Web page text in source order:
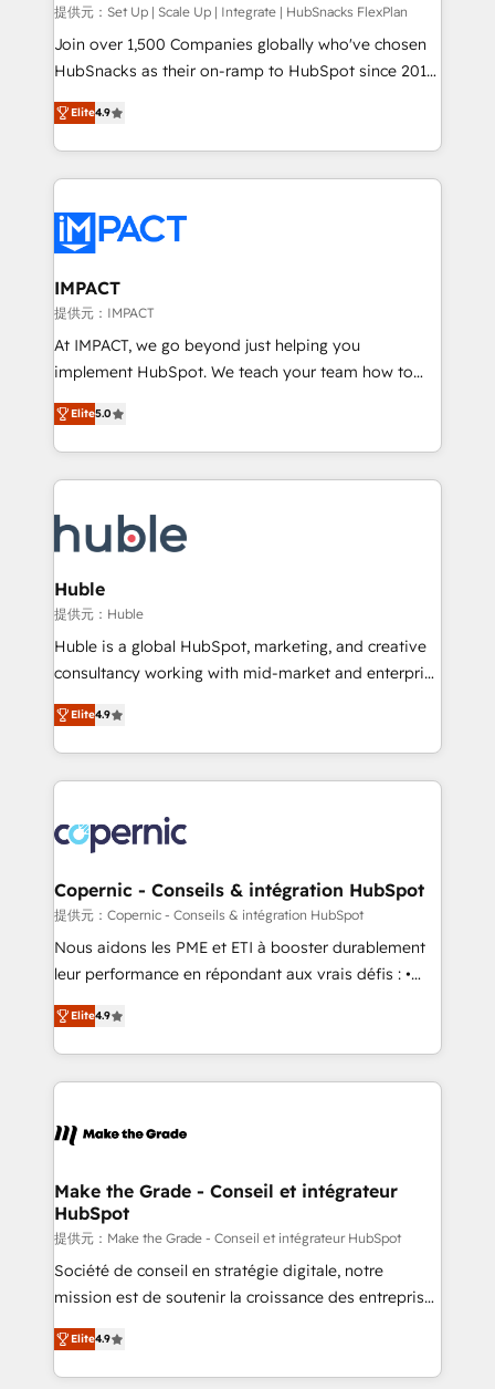
improve customer experiences. With our bright
people, exciting ideas and can-do mentality, we
ensure revenue growth on a daily basis. So tell us
team of 100+ experts is ready for you! Driving digital
growth | www.brightdigital.com
提供元：Set Up | Scale Up | Integrate | HubSnacks FlexPlan
Join over 1,500 Companies globally who've chosen
HubSnacks as their on-ramp to HubSpot since 2014
Simple pay-as-you-go plans that accelerate value...
1️⃣ Set Up | Onboarding New or Check-fixing existing
HubSpot portals 2️⃣ Scale Up | 100% HubSpot Task
Execution... Global 24/7 ... All Experts 3️⃣ Integrate |
Slash months from your API Integration project... ⬅️
Click "Contact Business" ⬅️ to access 150+ Kickstart
Integration templates that put HubSpot in the center
of your tech stack, syncing... 🛍️ Shopify or
WooCommerce 💲 Stripe or Paypal 💰 Sage or
Netsuite 🤖 Google or Microsoft ✍️ DocuSign or
the rare Advanced "Custom Integrations"
Accreditation, securely sync data across... 🔄 any
new HubSpot portal with Advanced Website and
CRM Migrations using our in-house "HubScrub" Tool.
Elite4.9
IMPACT
提供元：IMPACT
At IMPACT, we go beyond just helping you
implement HubSpot. We teach your team how to
master it. As the creators of the Endless Customers
System™ (the next evolution of They Ask, You
Answer), we’re the only HubSpot partner built
entirely around coaching and training. That means
skills, processes, and internal team you need to
attract the right buyers, close deals faster, and grow
without outside dependencies. You’ll learn how to: •
Set up, audit, and organize your HubSpot portal •
Get your sales team fully using HubSpot • Track
pipeline and revenue across the entire buyer journey
growth • Create content and videos that attract
buyers • Use AI to scale smarter Our coaching-led
lasts. So if you're ready to become the most trusted
voice in your market, let’s talk.
Elite5.0
Huble
提供元：Huble
Huble is a global HubSpot, marketing, and creative
consultancy working with mid-market and enterprise
businesses. We go beyond implementation, shaping
the strategy, processes, and teams that turn
HubSpot into a genuine growth engine. Named
HubSpot's Global Partner of the Year in 2024,
worldwide, and with over 15 years in the ecosystem,
Huble has built a track record that speaks for itself.
One company, one operating model, delivering
across offices and consulting teams in the UK, USA,
Canada, Germany, France, Belgium, Singapore, and
South Africa. Certified compliant with ISO/IEC
international offices and 175+ employees.
Elite4.9
Copernic - Conseils & intégration HubSpot
提供元：Copernic - Conseils & intégration HubSpot
Nous aidons les PME et ETI à booster durablement
leur performance en répondant aux vrais défis : •
Intégration de HubSpot avec d’autres outils (ERP,
téléphonie, etc.) • Alignement des équipes grâce à un
outil et des données partagées • Amélioration de la
collecte et de l’analyse des données pour des
de la productivité des équipes Notre équipe de 30
avec un engagement total, alignant processus
métiers et technologie, et guidant vos équipes à
travers le changement, tout en centrant vos objectifs
d’entreprise. Grâce à une méthodologie éprouvée
auprès de plus de 400 clients, nous comprenons
HubSpot dans votre organisation. Pour toute
question technique ou besoin de structuration de
Elite4.9
Make the Grade - Conseil et intégrateur
HubSpot
提供元：Make the Grade - Conseil et intégrateur HubSpot
Société de conseil en stratégie digitale, notre
mission est de soutenir la croissance des entreprises
B2B à travers l’acquisition de nouveaux clients,
l'intégration CRM et le développement des revenus
auprès de vos comptes existants. En France et à
Elite4.9